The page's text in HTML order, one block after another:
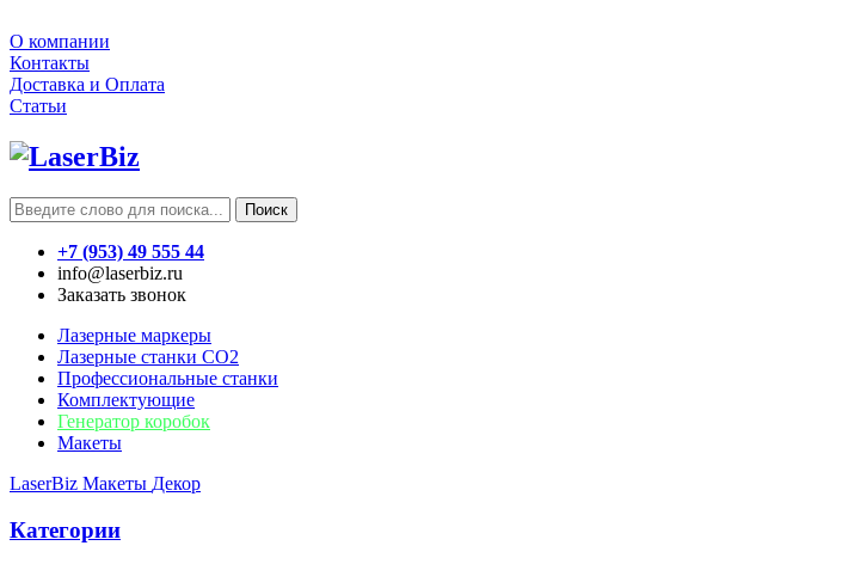
О компании
Контакты
Доставка и Оплата
Статьи
Поиск
+7 (953) 49 555 44
info@laserbiz.ru
Заказать звонок
Лазерные маркеры
Лазерные станки CO2
Профессиональные станки
Комплектующие
Генератор коробок
Макеты
LaserBiz Макеты Декор
Категории